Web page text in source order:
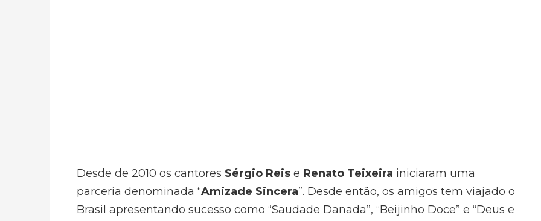
Desde de 2010 os cantores Sérgio Reis e Renato Teixeira iniciaram uma
parceria denominada “Amizade Sincera”. Desde então, os amigos tem viajado o
Brasil apresentando sucesso como “Saudade Danada”, “Beijinho Doce” e “Deus e